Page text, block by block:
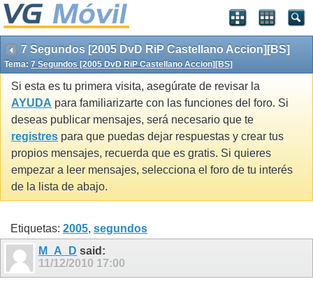
7 Segundos [2005 DvD RiP Castellano Accion][BS]
Tema: 7 Segundos [2005 DvD RiP Castellano Accion][BS]
Si esta es tu primera visita, asegúrate de revisar la
AYUDA para familiarizarte con las funciones del foro. Si
deseas publicar mensajes, será necesario que te
registres para que puedas dejar respuestas y crear tus
propios mensajes, recuerda que es gratis. Si quieres
empezar a leer mensajes, selecciona el foro de tu interés
de la lista de abajo.
Etiquetas: 2005, segundos
M_A_D said:
11/12/2010 17:00